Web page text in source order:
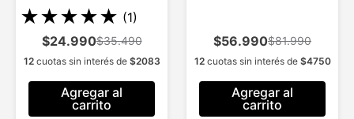
Sonido 1 Und.
★★★★★ (1)
$24.990$35.490
12cuotas sin interés de $2083
Agregar al
carrito
$56.990$81.990
12cuotas sin interés de $4750
Agregar al
carrito